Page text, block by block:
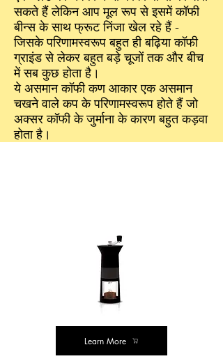
सकते हैं लेकिन आप मूल रूप से इसमें कॉफी
बीन्स के साथ फ्रूट निंजा खेल रहे हैं -
जिसके परिणामस्वरूप बहुत ही बढ़िया कॉफी
ग्राइंड से लेकर बहुत बड़े चूजों तक और बीच
में सब कुछ होता है।
ये असमान कॉफी कण आकार एक असमान
चखने वाले कप के परिणामस्वरूप होते हैं जो
अक्सर कॉफी के जुर्माना के कारण बहुत कड़वा
होता है।
Learn More